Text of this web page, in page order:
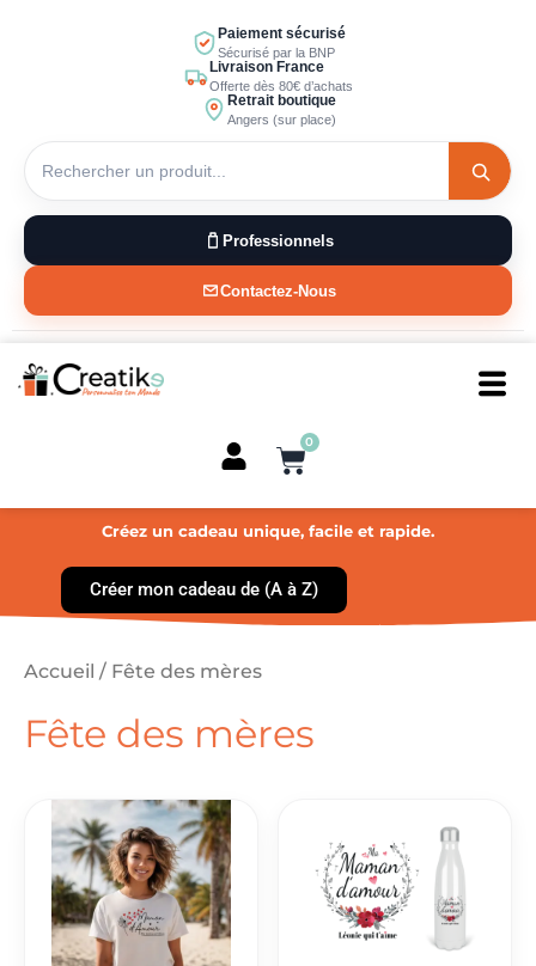
Paiement sécurisé
Sécurisé par la BNP
Livraison France
Offerte dès 80€ d’achats
Retrait boutique
Angers (sur place)
Professionnels
Contactez-Nous
0
Panier
Créez un cadeau unique, facile et rapide.
Créer mon cadeau de (A à Z)
Accueil / Fête des mères
Fête des mères